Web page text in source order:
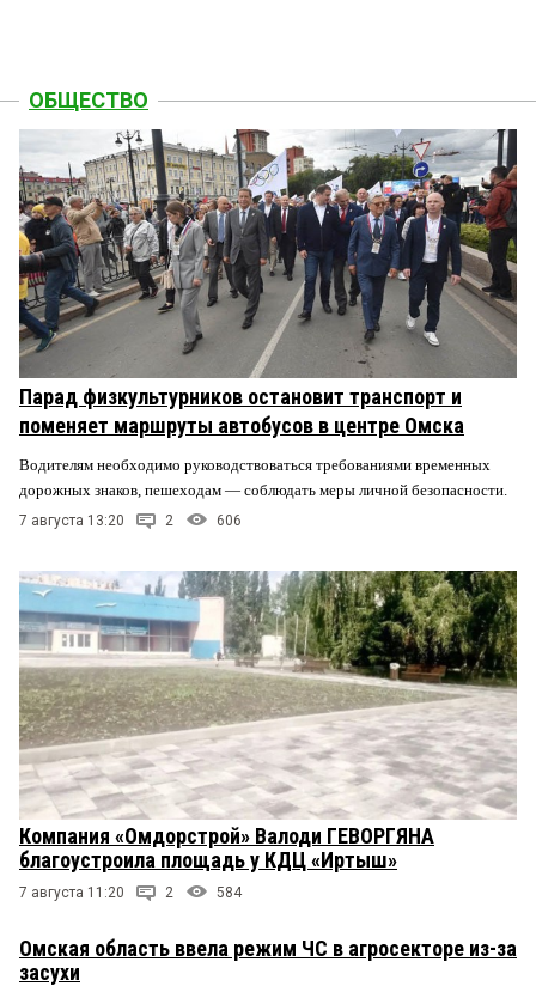
ОБЩЕСТВО
Парад физкультурников остановит транспорт и
поменяет маршруты автобусов в центре Омска
Водителям необходимо руководствоваться требованиями временных
дорожных знаков, пешеходам — соблюдать меры личной безопасности.
7 августа 13:20 2 606
Компания «Омдорстрой» Валоди ГЕВОРГЯНА
благоустроила площадь у КДЦ «Иртыш»
7 августа 11:20 2 584
Омская область ввела режим ЧС в агросекторе из-за
засухи